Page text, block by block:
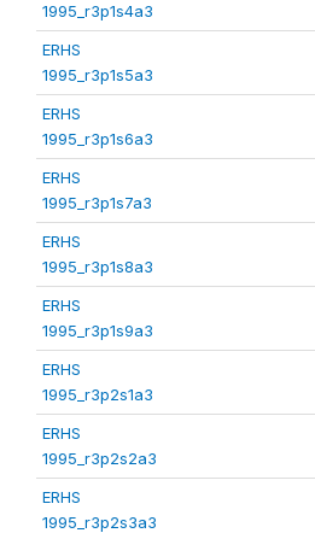
1995_r3p1s4a3
ERHS
1995_r3p1s5a3
ERHS
1995_r3p1s6a3
ERHS
1995_r3p1s7a3
ERHS
1995_r3p1s8a3
ERHS
1995_r3p1s9a3
ERHS
1995_r3p2s1a3
ERHS
1995_r3p2s2a3
ERHS
1995_r3p2s3a3